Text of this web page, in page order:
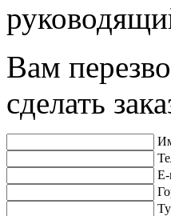
Вам
сделать